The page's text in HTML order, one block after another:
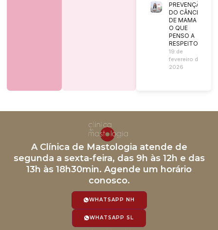
PREVENÇÃO
DO CÂNCER
DE MAMA |
O QUE
PENSO A
RESPEITO?
19 de
fevereiro de
2026
A Clínica de Mastologia atende de
segunda a sexta-feira, das 9h às 12h e das
13h às 18h30min. Agende um horário
conosco.
WHATSAPP NH
WHATSAPP SL